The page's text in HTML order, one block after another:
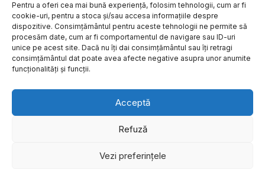
Pentru a oferi cea mai bună experiență, folosim tehnologii, cum ar fi
cookie-uri, pentru a stoca și/sau accesa informațiile despre
dispozitive. Consimțământul pentru aceste tehnologii ne permite să
procesăm date, cum ar fi comportamentul de navigare sau ID-uri
unice pe acest site. Dacă nu îți dai consimțământul sau îți retragi
consimțământul dat poate avea afecte negative asupra unor anumite
funcționalități și funcții.
Acceptă
Refuză
Vezi preferințele
EXTERNE
Despre Politica de Confidențialitate Termeni și Conditii
Contact
Cookies
- Toate drepturile sunt rezervate.
reținut pentru
conducere sub
influența alcoolului,
cu o alcoolemie de
3,23 g/l
Un bărbat în vârstă de 37
de ani a fost
Căpitănescu și trupa
ei se întorc în țară
după obținerea
locului trei la
Eurovision cu un
punctaj record
trupa sa au revenit în țară